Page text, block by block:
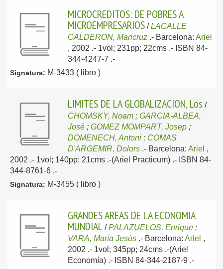
MICROCREDITOS: DE POBRES A
MICROEMPRESARIOS /LACALLE
CALDERON, Maricruz .- Barcelona: Ariel
, 2002 .- 1vol; 231pp; 22cms .- ISBN 84-
344-4247-7 .-
Signatura: M-3433 ( libro )
LIMITES DE LA GLOBALIZACION, Los /
CHOMSKY, Noam ; GARCIA-ALBEA,
José ; GOMEZ MOMPART, Josep ;
DOMENECH, Antoni ; COMAS
D'ARGEMIR, Dolors .- Barcelona: Ariel ,
2002 .- 1vol; 140pp; 21cms .-(Ariel Practicum) .- ISBN 84-
344-8761-6 .-
Signatura: M-3455 ( libro )
GRANDES AREAS DE LA ECONOMIA
MUNDIAL /PALAZUELOS, Enrique ;
VARA, María Jesús .- Barcelona: Ariel ,
2002 .- 1vol; 345pp; 24cms .-(Ariel
Economía) .- ISBN 84-344-2187-9 .-